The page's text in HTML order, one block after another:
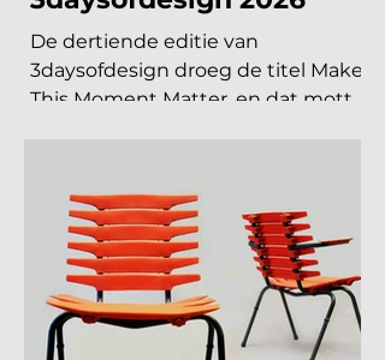
De 6 trends van
3daysofdesign droeg de titel Make
This Moment Matter, en dat motto
sijpelde door in elke showroom. In
2026 meer dan vierhonderd
merken, ruim 120.000 bezoekers,
acht stadsdelen. De zoete pastels
INTERIEURBEURZEN
15 jun 5 minuten om te lezen